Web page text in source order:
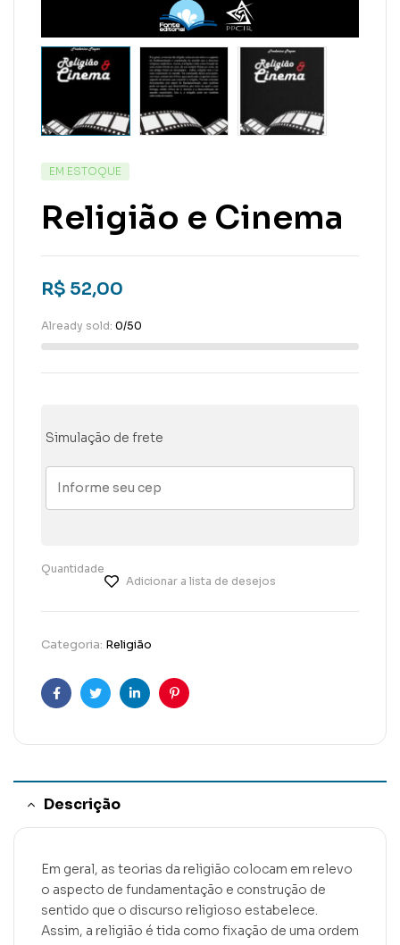
EM ESTOQUE
Religião e Cinema
R$ 52,00
Already sold: 0/50
Simulação de frete
Quantidade
Adicionar a lista de desejos
Categoria: Religião
FacebookTwitterLinkedinPinterest
Descrição
Em geral, as teorias da religião colocam em relevo
o aspecto de fundamentação e construção de
sentido que o discurso religioso estabelece.
Assim, a religião é tida como fixação de uma ordem